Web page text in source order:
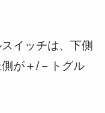
イッチは、下側
が＋/－トグル